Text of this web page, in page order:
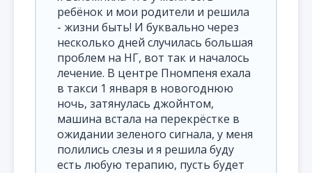
ребёнок и мои родители и решила
- жизни быть! И буквально через
несколько дней случилась большая
проблем на НГ, вот так и началось
лечение. В центре Пномпеня ехала
в такси 1 января в новогоднюю
ночь, затянулась джойнтом,
машина встала на перекрёстке в
ожидании зеленого сигнала, у меня
полились слезы и я решила буду
есть любую терапию, пусть будет